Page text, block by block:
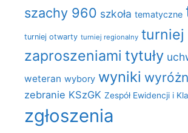
szachy 960 szkoła tematyczne
turniej otwarty turniej regionalny turniej
zaproszeniami tytuły
weteran wybory wyniki
zebranie KSzGK Zespół Ewidencji i
zgłoszenia